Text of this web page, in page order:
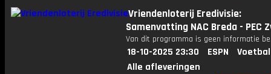
Vriendenloterij Eredivisie:
Samenvatting NAC Breda - PEC
Van dit programma is geen informatie
18-10-2025 23:30 ESPN
Alle afleveringen